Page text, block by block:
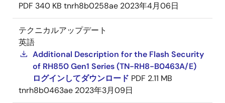
PDF 340 KB tnrh8b0258ae 2023年4月06日
テクニカルアップデート
英語
Additional Description for the Flash Security
of RH850 Gen1 Series (TN-RH8-B0463A/E)
ログインしてダウンロード PDF 2.11 MB
tnrh8b0463ae 2023年3月09日